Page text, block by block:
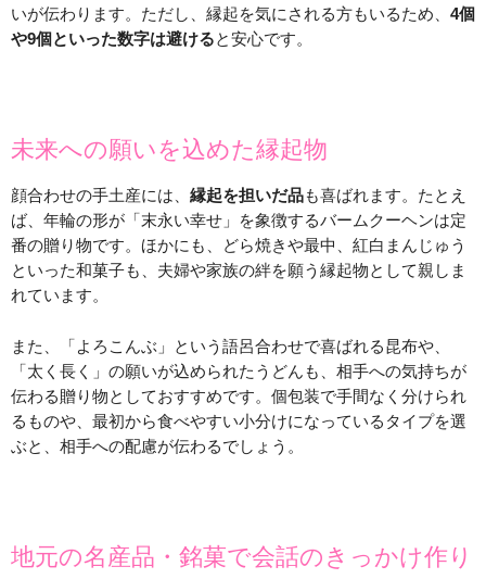
いが伝わります。ただし、縁起を気にされる方もいるため、 4個
や9個といった数字は避けると安心です。
未来への願いを込めた縁起物
顔合わせの手土産には、 縁起を担いだ品も喜ばれます。たとえ
ば、年輪の形が「末永い幸せ」を象徴するバームクーヘンは定
番の贈り物です。ほかにも、どら焼きや最中、紅白まんじゅう
といった和菓子も、夫婦や家族の絆を願う縁起物として親しま
れています。
また、「よろこんぶ」という語呂合わせで喜ばれる昆布や、
「太く長く」の願いが込められたうどんも、相手への気持ちが
伝わる贈り物としておすすめです。個包装で手間なく分けられ
るものや、最初から食べやすい小分けになっているタイプを選
ぶと、相手への配慮が伝わるでしょう。
地元の名産品・銘菓で会話のきっかけ作り